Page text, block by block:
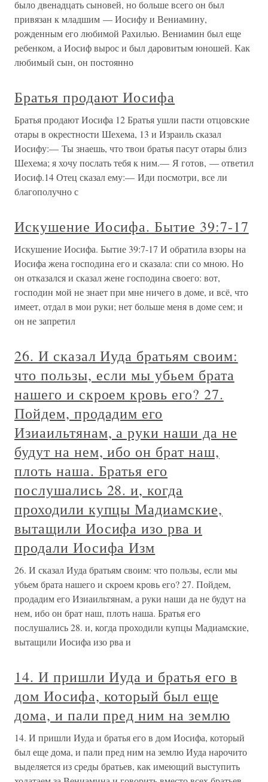
было двенадцать сыновей, но больше всего он был
привязан к младшим — Иосифу и Вениамину,
рожденным его любимой Рахилью. Вениамин был еще
ребенком, а Иосиф вырос и был даровитым юношей. Как
любимый сын, он постоянно
Братья продают Иосифа
Братья продают Иосифа 12 Братья ушли пасти отцовские
отары в окрестности Шехема, 13 и Израиль сказал
Иосифу:— Ты знаешь, что твои братья пасут отары близ
Шехема; я хочу послать тебя к ним.— Я готов, — ответил
Иосиф.14 Отец сказал ему:— Иди посмотри, все ли
благополучно с
Искушение Иосифа. Бытие 39:7-17
Искушение Иосифа. Бытие 39:7-17 И обратила взоры на
Иосифа жена господина его и сказала: спи со мною. Но
он отказался и сказал жене господина своего: вот,
господин мой не знает при мне ничего в доме, и всё, что
имеет, отдал в мои руки; нет больше меня в доме сем; и
он не запретил
26. И сказал Иуда братьям своим:
что пользы, если мы убьем брата
нашего и скроем кровь его? 27.
Пойдем, продадим его
Изиаильтянам, а руки наши да не
будут на нем, ибо он брат наш,
плоть наша. Братья его
послушались 28. и, когда
проходили купцы Мадиамские,
вытащили Иосифа изо рва и
продали Иосифа Изм
26. И сказал Иуда братьям своим: что пользы, если мы
убьем брата нашего и скроем кровь его? 27. Пойдем,
продадим его Изиаильтянам, а руки наши да не будут на
нем, ибо он брат наш, плоть наша. Братья его
послушались 28. и, когда проходили купцы Мадиамские,
вытащили Иосифа изо рва и
14. И пришли Иуда и братья его в
дом Иосифа, который был еще
дома, и пали пред ним на землю
14. И пришли Иуда и братья его в дом Иосифа, который
был еще дома, и пали пред ним на землю Иуда нарочито
выделяется из среды братьев, как имеющий выступить